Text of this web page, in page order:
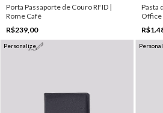
Porta Passaporte de Couro RFID |
Rome Café
R$239,00
Pasta
Office
Personalize